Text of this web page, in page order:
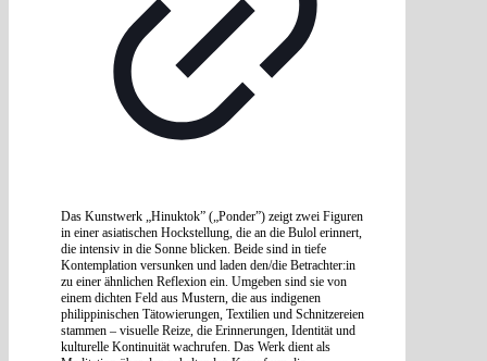
Das Kunstwerk „Hinuktok” („Ponder”) zeigt zwei Figuren
in einer asiatischen Hockstellung, die an die Bulol erinnert,
die intensiv in die Sonne blicken. Beide sind in tiefe
Kontemplation versunken und laden den/die Betrachter:in
zu einer ähnlichen Reflexion ein. Umgeben sind sie von
einem dichten Feld aus Mustern, die aus indigenen
philippinischen Tätowierungen, Textilien und Schnitzereien
stammen – visuelle Reize, die Erinnerungen, Identität und
kulturelle Kontinuität wachrufen. Das Werk dient als